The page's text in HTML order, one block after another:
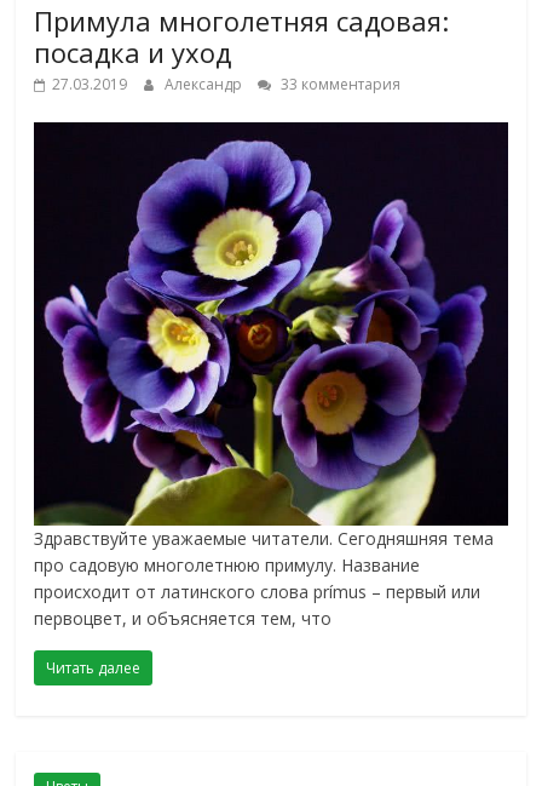
Примула многолетняя садовая:
посадка и уход
27.03.2019 Александр 33 комментария
Здравствуйте уважаемые читатели. Сегодняшняя тема
про садовую многолетнюю примулу. Название
происходит от латинского слова prímus – первый или
первоцвет, и объясняется тем, что
Читать далее